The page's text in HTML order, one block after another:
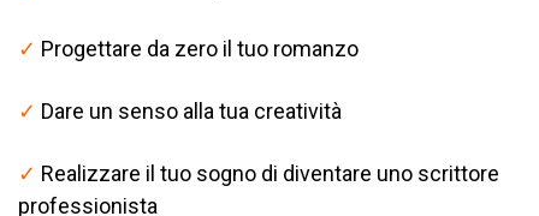
✓ Progettare da zero il tuo romanzo
✓ Dare un senso alla tua creatività
✓ Realizzare il tuo sogno di diventare uno scrittore
professionista